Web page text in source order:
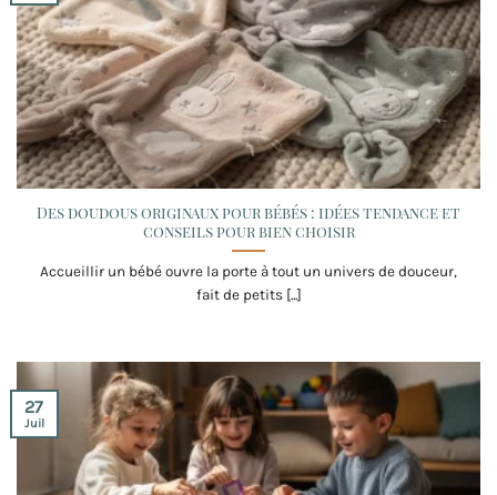
Des doudous originaux pour bébés : idées tendance et
conseils pour bien choisir
Accueillir un bébé ouvre la porte à tout un univers de douceur,
fait de petits [...]
27
Juil